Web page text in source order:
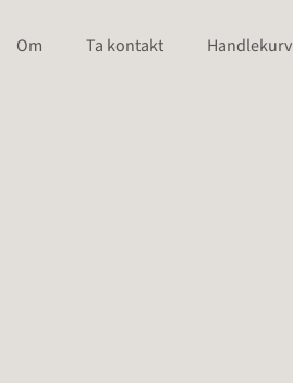
Om Ta kontakt Handlekurv